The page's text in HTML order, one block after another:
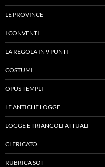
LE PROVINCE
I CONVENTI
LA REGOLA IN 9 PUNTI
COSTUMI
OPUS TEMPLI
LE ANTICHE LOGGE
LOGGE E TRIANGOLI ATTUALI
CLERICATO
RUBRICA SOT